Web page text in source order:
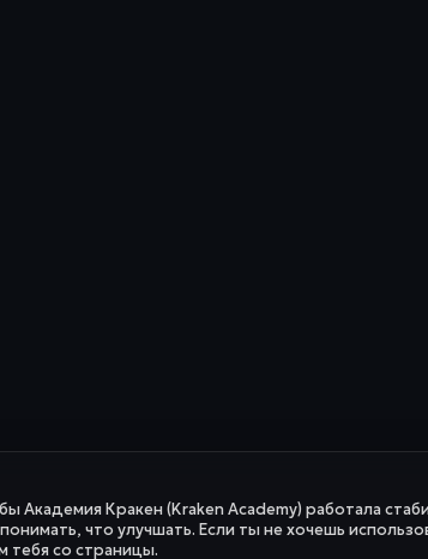
Академия Кракен (Kraken Academy) работала
что улучшать. Если ты не хочешь
тебя со страницы.